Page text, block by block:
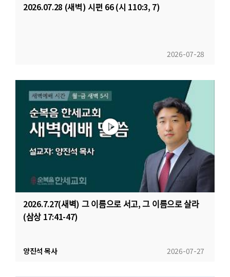
2026.07.28 (새벽) 시편 66 (시 110:3, 7)
2026-07-28
2026.7.27(새벽) 그 이름으로 서고, 그 이름으로 살라
(삼상 17:41-47)
2026-07-27
양진석 목사